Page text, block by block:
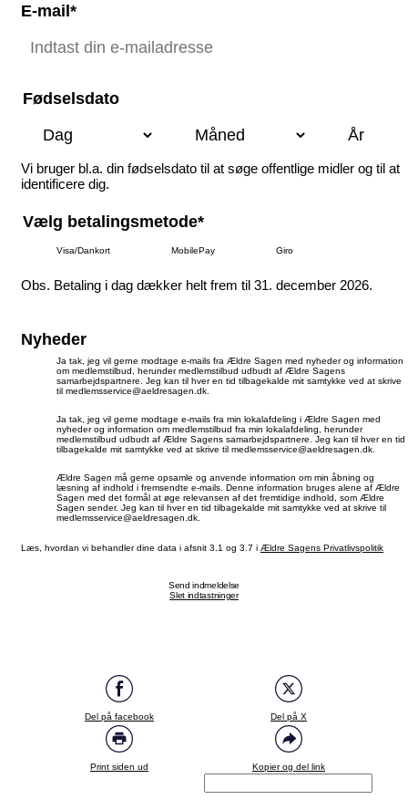
E-mail*
Fødselsdato
Vi bruger bl.a. din fødselsdato til at søge offentlige midler og til at
identificere dig.
Vælg betalingsmetode*
Visa/Dankort MobilePay Giro
Obs. Betaling i dag dækker helt frem til 31. december 2026.
Nyheder
Ja tak, jeg vil gerne modtage e-mails fra Ældre Sagen med nyheder og information
om medlemstilbud, herunder medlemstilbud udbudt af Ældre Sagens
samarbejdspartnere. Jeg kan til hver en tid tilbagekalde mit samtykke ved at skrive
til medlemsservice@aeldresagen.dk.
Ja tak, jeg vil gerne modtage e-mails fra min lokalafdeling i Ældre Sagen med
nyheder og information om medlemstilbud fra min lokalafdeling, herunder
medlemstilbud udbudt af Ældre Sagens samarbejdspartnere. Jeg kan til hver en tid
tilbagekalde mit samtykke ved at skrive til medlemsservice@aeldresagen.dk.
Ældre Sagen må gerne opsamle og anvende information om min åbning og
læsning af indhold i fremsendte e-mails. Denne information bruges alene af Ældre
Sagen med det formål at øge relevansen af det fremtidige indhold, som Ældre
Sagen sender. Jeg kan til hver en tid tilbagekalde mit samtykke ved at skrive til
medlemsservice@aeldresagen.dk.
Læs, hvordan vi behandler dine data i afsnit 3.1 og 3.7 i Ældre Sagens Privatlivspolitik
Slet indtastninger
Send indmeldelse
Del på facebook Del på X
Print siden ud Kopier og del link